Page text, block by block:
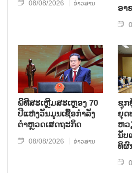
08/08/2026 ຂ່າວສານ
ອາ
ພິທີສະເຫຼີມສະເຫຼອງ 70
ປີແຫ່ງວັນມູນເຊື້ອກຳລັງ
ຕຳຫຼວດເສດຖະກິດ
08/08/2026 ຂ່າວສານ
ຊຸກ​
ຍຸດ​
ຫວ
ນັບ​
ທິ​ຜົ